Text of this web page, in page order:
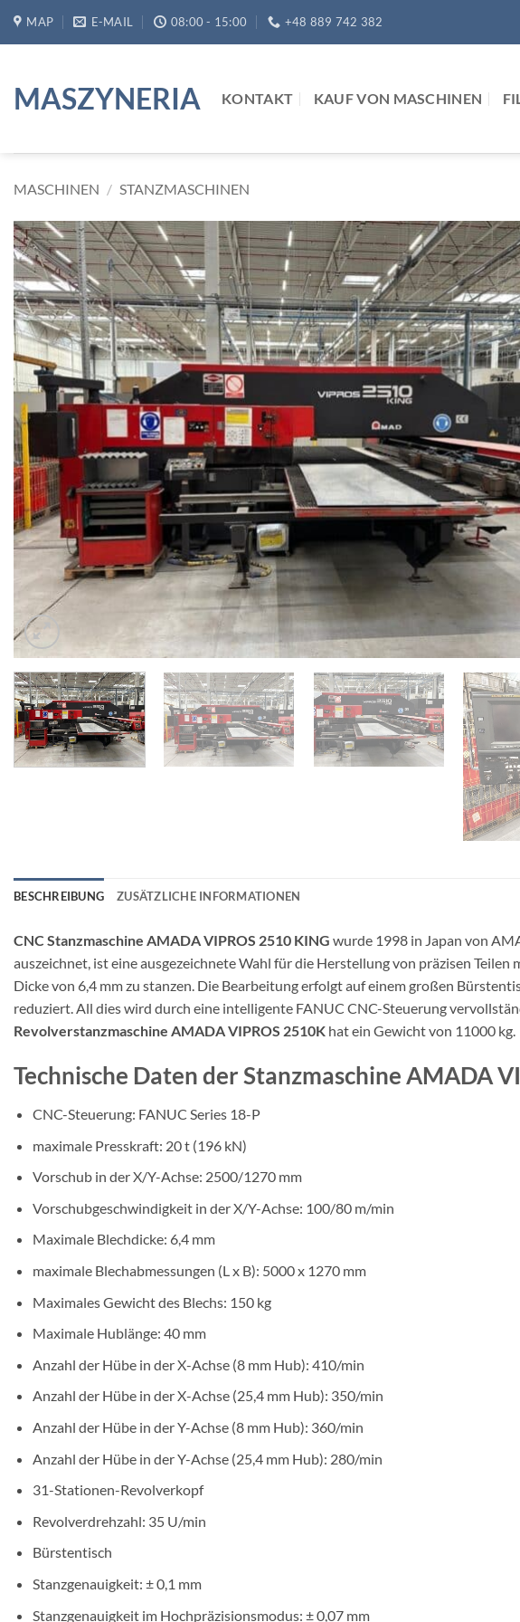
Inhalt
MAP E-MAIL 08:00 - 15:00 +48 889 742 382
MASZYNERIA KONTAKT KAUF VON MASCHINEN
MASCHINEN / STANZMASCHINEN
BESCHREIBUNG ZUSÄTZLICHE INFORMATIONEN
CNC Stanzmaschine AMADA VIPROS 2510 KING wurde 1998 in Japan von
auszeichnet, ist eine ausgezeichnete Wahl für die Herstellung von präzisen
Dicke von 6,4 mm zu stanzen. Die Bearbeitung erfolgt auf einem großen
reduziert. All dies wird durch eine intelligente FANUC CNC-Steuerung
Revolverstanzmaschine AMADA VIPROS 2510K hat ein Gewicht von 11000 kg.
Technische Daten der Stanzmaschine AMADA
CNC-Steuerung: FANUC Series 18-P
maximale Presskraft: 20 t (196 kN)
Vorschub in der X/Y-Achse: 2500/1270 mm
Vorschubgeschwindigkeit in der X/Y-Achse: 100/80 m/min
Maximale Blechdicke: 6,4 mm
maximale Blechabmessungen (L x B): 5000 x 1270 mm
Maximales Gewicht des Blechs: 150 kg
Maximale Hublänge: 40 mm
Anzahl der Hübe in der X-Achse (8 mm Hub): 410/min
Anzahl der Hübe in der X-Achse (25,4 mm Hub): 350/min
Anzahl der Hübe in der Y-Achse (8 mm Hub): 360/min
Anzahl der Hübe in der Y-Achse (25,4 mm Hub): 280/min
31-Stationen-Revolverkopf
Revolverdrehzahl: 35 U/min
Bürstentisch
Stanzgenauigkeit: ± 0,1 mm
Stanzgenauigkeit im Hochpräzisionsmodus: ± 0,07 mm